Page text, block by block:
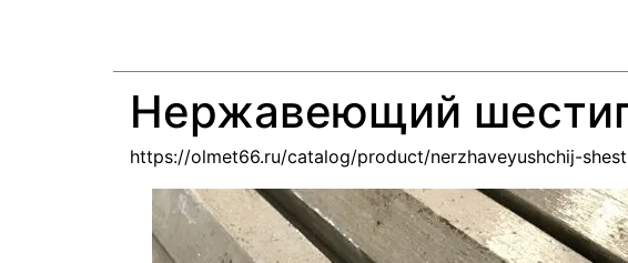
Нержавеющий
https://olmet66.ru/catalog/product/nerzhaveyushchij-